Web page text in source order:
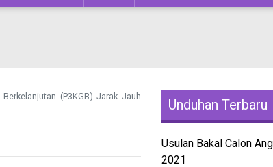
(P3KGB) Jarak Jauh
Unduhan Terbaru
Usulan Bakal Calon
2021